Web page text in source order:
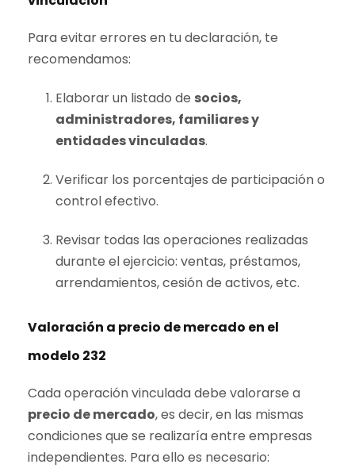
Para evitar errores en tu declaración, te
recomendamos:
Elaborar un listado de socios,
administradores, familiares y
entidades vinculadas.
Verificar los porcentajes de participación o
control efectivo.
Revisar todas las operaciones realizadas
durante el ejercicio: ventas, préstamos,
arrendamientos, cesión de activos, etc.
Valoración a precio de mercado en el
modelo 232
Cada operación vinculada debe valorarse a
precio de mercado, es decir, en las mismas
condiciones que se realizaría entre empresas
independientes. Para ello es necesario: